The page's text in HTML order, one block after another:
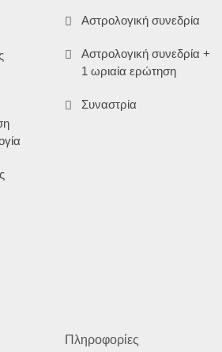
Αστρολογική συνεδρία
Αστρολογική συνεδρία +
1 ωριαία ερώτηση
Συναστρία
Πληροφορίες